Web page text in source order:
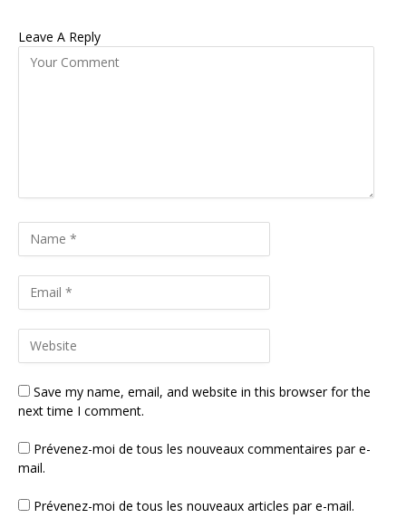
Leave A Reply
Save my name, email, and website in this browser for the
next time I comment.
Prévenez-moi de tous les nouveaux commentaires par e-
mail.
Prévenez-moi de tous les nouveaux articles par e-mail.